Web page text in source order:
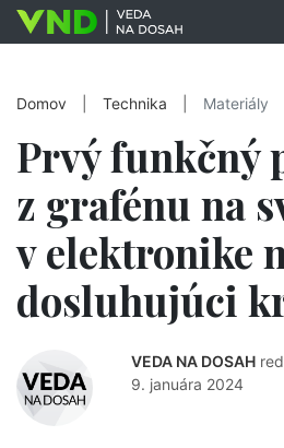
Domov Technika Materiály
Prvý funkčný
z grafénu na
v elektronike
dosluhujúci
VEDA NA DOSAH
9. januára 2024